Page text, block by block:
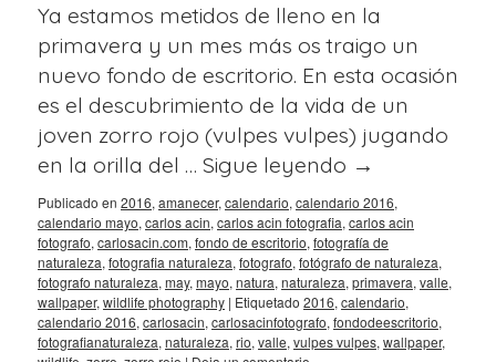
Ya estamos metidos de lleno en la
primavera y un mes más os traigo un
nuevo fondo de escritorio. En esta ocasión
es el descubrimiento de la vida de un
joven zorro rojo (vulpes vulpes) jugando
en la orilla del … Sigue leyendo →
Publicado en 2016, amanecer, calendario, calendario 2016,
calendario mayo, carlos acin, carlos acin fotografia, carlos acin
fotografo, carlosacin.com, fondo de escritorio, fotografía de
naturaleza, fotografia naturaleza, fotografo, fotógrafo de naturaleza,
fotografo naturaleza, may, mayo, natura, naturaleza, primavera, valle,
wallpaper, wildlife photography | Etiquetado 2016, calendario,
calendario 2016, carlosacin, carlosacinfotografo, fondodeescritorio,
fotografianaturaleza, naturaleza, rio, valle, vulpes vulpes, wallpaper,